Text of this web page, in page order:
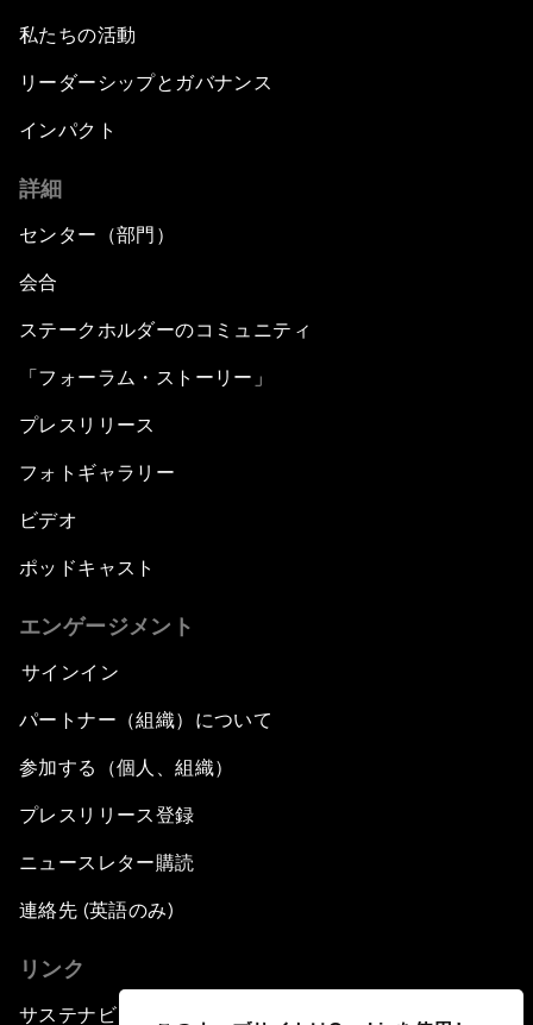
私たちの活動
リーダーシップとガバナンス
インパクト
詳細
センター（部門）
会合
ステークホルダーのコミュニティ
「フォーラム・ストーリー」
プレスリリース
フォトギャラリー
ビデオ
ポッドキャスト
エンゲージメント
サインイン
パートナー（組織）について
参加する（個人、組織）
プレスリリース登録
ニュースレター購読
連絡先 (英語のみ)
リンク
サステナビリティへの取り組み